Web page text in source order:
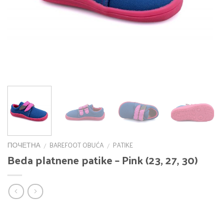
ПОЧЕТНА / BAREFOOT OBUĆA / PATIKE
Beda platnene patike – Pink (23, 27, 30)